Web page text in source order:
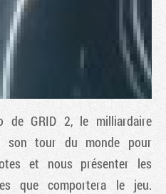
de GRID 2, le milliardaire
son tour du monde pour
et nous présenter les
que comportera le jeu.